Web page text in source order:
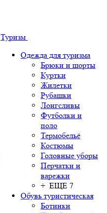
Туризм
Одежда для туризма
Брюки и шорты
Куртки
Жилетки
Рубашки
Лонгсливы
Футболки и
поло
Термобельё
Костюмы
Головные уборы
Перчатки и
варежки
+ ЕЩЕ 7
Обувь туристическая
Ботинки